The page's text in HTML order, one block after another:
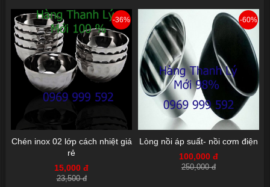
-36%
Chén inox 02 lớp cách nhiệt giá
rẻ
15,000 đ
23,500 đ
-60%
Lòng nồi áp suất- nồi cơm điện
100,000 đ
250,000 đ